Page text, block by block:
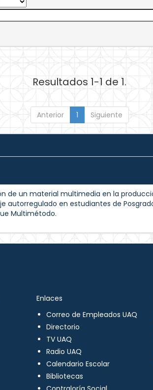
Resultados 1-1 de 1.
Anterior 1 Siguiente
de un material multimedia en la
autorregulado en estudiantes de
Multimétodo.
Enlaces
Correo de Empleados UAQ
Directorio
TV UAQ
Radio UAQ
Calendario Escolar
Bibliotecas